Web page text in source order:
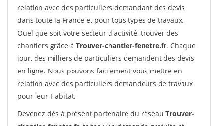
relation avec des particuliers demandant des devis
dans toute la France et pour tous types de travaux.
Quel que soit votre secteur d'activité, trouver des
chantiers grâce à Trouver-chantier-fenetre.fr. Chaque
jour, des milliers de particuliers demandent des devis
en ligne. Nous pouvons facilement vous mettre en
relation avec des particuliers demandeurs de travaux
pour leur Habitat.
Devenez dès à présent partenaire du réseau Trouver-